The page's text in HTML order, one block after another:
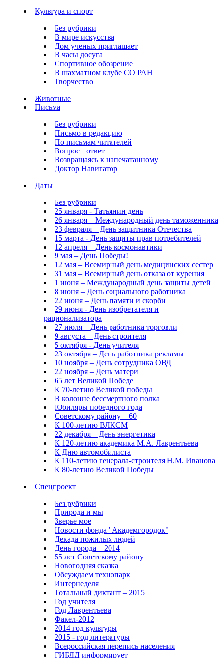
Культура и спорт
Без рубрики
В мире искусства
Дом ученых приглашает
В часы досуга
Спортивное обозрение
В шахматном клубе СО РАН
Творчество
Животные
Письма
Без рубрики
Письмо в редакцию
По письмам читателей
Вопрос - ответ
Возвращаясь к напечатанному
Доктор Навигатор
Даты
Без рубрики
25 января - Татьянин день
26 января – Международный день таможенника
23 февраля – День защитника Отечества
15 марта - День защиты прав потребителей
12 апреля – День космонавтики
9 мая – День Победы!
12 мая – Всемирный день медицинских сестер
31 мая – Всемирный день отказа от курения
1 июня – Международный день защиты детей
8 июня – День социального работника
22 июня – День памяти и скорби
29 июня - День изобретателя и
рационализатора
27 июля – День работника торговли
9 августа – День строителя
5 октября - День учителя
23 октября – День работника рекламы
10 ноября – День сотрудника ОВД
22 ноября – День матери
65 лет Великой Победе
К 70-летию Великой победы
В колонне бессмертного полка
Юбиляры победного года
Советскому району – 60
К 100-летию ВЛКСМ
22 декабря – День энергетика
К 120-летию академика М.А. Лаврентьева
К Дню автомобилиста
К 110-летию генерала-строителя Н.М. Иванова
К 80-летию Великой Победы
Спецпроект
Без рубрики
Природа и мы
Зверье мое
Новости фонда "Академгородок"
Декада пожилых людей
День города – 2014
55 лет Советскому району
Новогодняя сказка
Обсуждаем технопарк
Интернеделя
Тотальный диктант – 2015
Год учителя
Год Лаврентьева
Факел-2012
2014 год культуры
2015 - год литературы
Всероссийская перепись населения
ГИБДД информирует